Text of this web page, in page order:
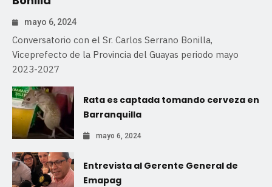
mayo 6, 2024
Conversatorio con el Sr. Carlos Serrano Bonilla,
Viceprefecto de la Provincia del Guayas periodo mayo
2023-2027
Rata es captada tomando cerveza en
Barranquilla
mayo 6, 2024
Entrevista al Gerente General de
Emapag